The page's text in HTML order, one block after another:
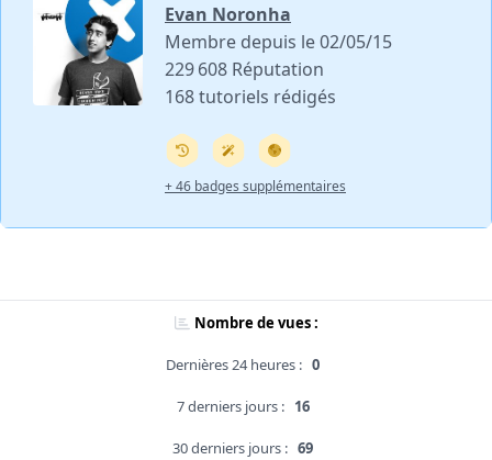
Evan Noronha
Membre depuis le 02/05/15
229 608 Réputation
168 tutoriels rédigés
+ 46 badges supplémentaires
Nombre de vues :
Dernières 24 heures : 0
7 derniers jours : 16
30 derniers jours : 69